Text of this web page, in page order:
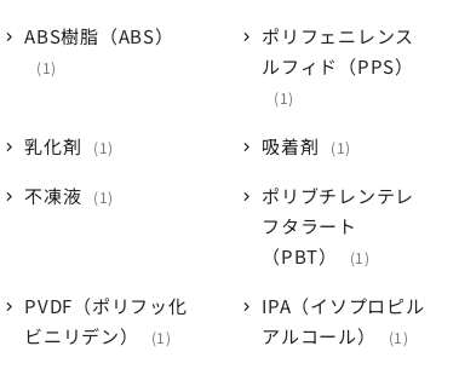
ABS樹脂（ABS）
1
ポリフェニレンス
ルフィド（PPS）
1
乳化剤 1 吸着剤 1
不凍液 1
ポリブチレンテレ
フタラート
（PBT）
1
PVDF（ポリフッ化
ビニリデン）
1
IPA（イソプロピル
アルコール）
1